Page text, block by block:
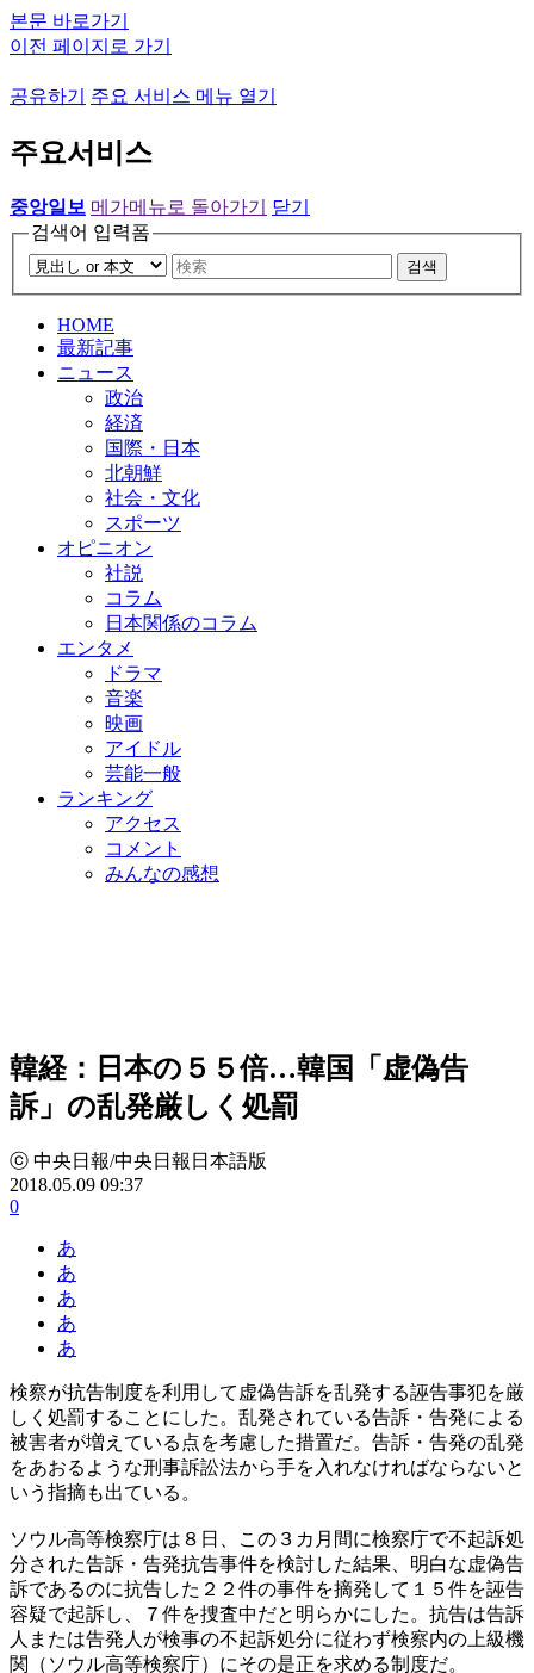
본문 바로가기
이전 페이지로 가기
공유하기 주요 서비스 메뉴 열기
주요서비스
중앙일보 메가메뉴로 돌아가기
닫기
검색어 입력폼
검색
HOME
最新記事
ニュース
政治
経済
国際・日本
北朝鮮
社会・文化
スポーツ
オピニオン
社説
コラム
日本関係のコラム
エンタメ
ドラマ
音楽
映画
アイドル
芸能一般
ランキング
アクセス
コメント
みんなの感想
韓経：日本の５５倍…韓国「虚偽告
訴」の乱発厳しく処罰
ⓒ 中央日報/中央日報日本語版
2018.05.09 09:37
0
あ
あ
あ
あ
あ
検察が抗告制度を利用して虚偽告訴を乱発する誣告事犯を厳
しく処罰することにした。乱発されている告訴・告発による
被害者が増えている点を考慮した措置だ。告訴・告発の乱発
をあおるような刑事訴訟法から手を入れなければならないと
いう指摘も出ている。
ソウル高等検察庁は８日、この３カ月間に検察庁で不起訴処
分された告訴・告発抗告事件を検討した結果、明白な虚偽告
訴であるのに抗告した２２件の事件を摘発して１５件を誣告
容疑で起訴し、７件を捜査中だと明らかにした。抗告は告訴
人または告発人が検事の不起訴処分に従わず検察内の上級機
関（ソウル高等検察庁）にその是正を求める制度だ。